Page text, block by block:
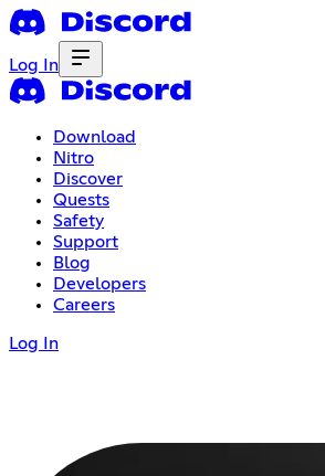
Log In
Download
Nitro
Discover
Quests
Safety
Support
Blog
Developers
Careers
Log In